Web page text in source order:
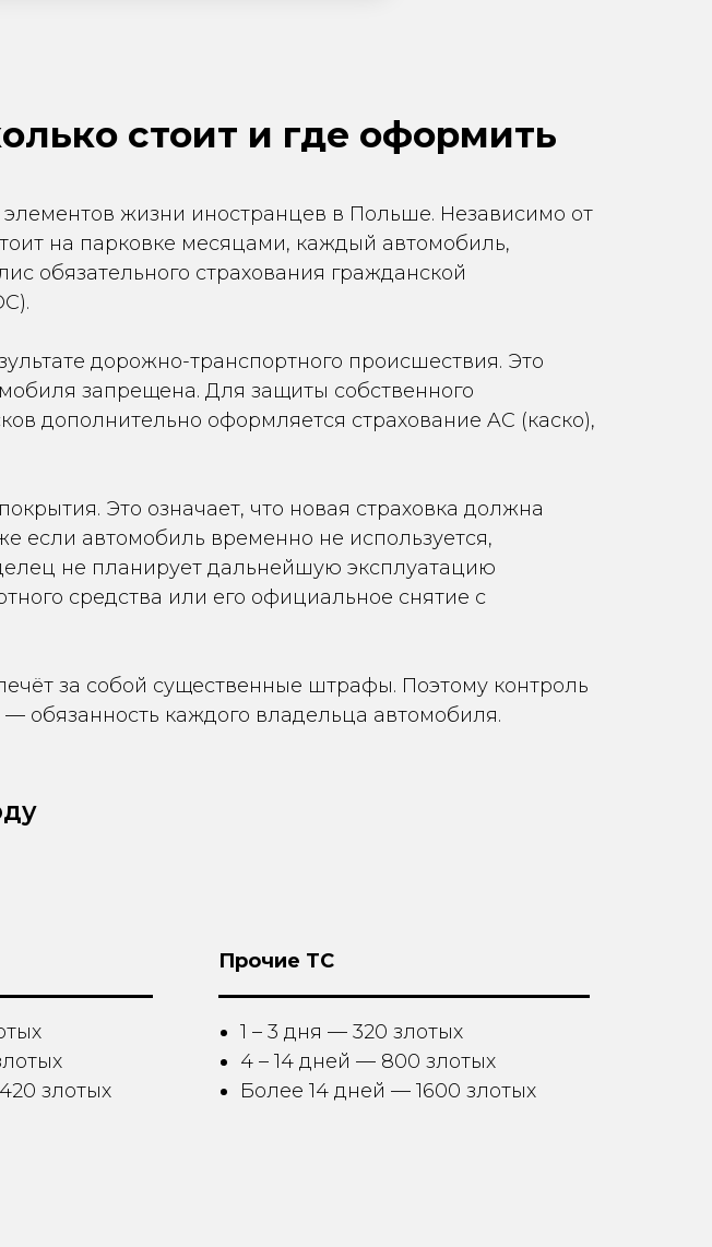
стоит и где оформить
жизни иностранцев в Польше. Независимо от
на парковке месяцами, каждый автомобиль,
обязательного страхования гражданской
дорожно-транспортного происшествия. Это
запрещена. Для защиты собственного
дополнительно оформляется страхование AC (каско),
Это означает, что новая страховка должна
если автомобиль временно не используется,
не планирует дальнейшую эксплуатацию
средства или его официальное снятие с
за собой существенные штрафы. Поэтому контроль
обязанность каждого владельца автомобиля.
злотых
Прочие ТС
1 – 3 дня — 320 злотых
4 – 14 дней — 800 злотых
Более 14 дней — 1600 злотых